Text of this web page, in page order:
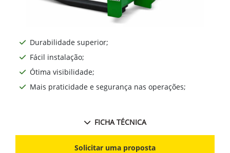
Durabilidade superior;
Fácil instalação;
Ótima visibilidade;
Mais praticidade e segurança nas operações;
FICHA TÉCNICA
Solicitar uma proposta